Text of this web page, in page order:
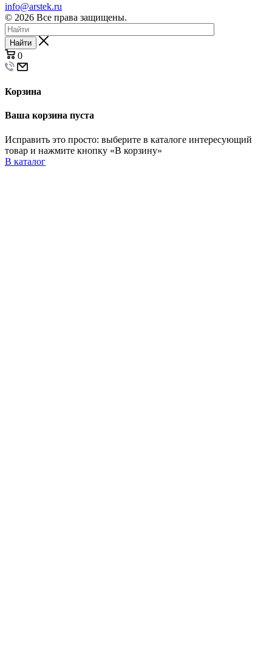
info@arstek.ru
© 2026 Все права защищены.
Найти
0
Корзина
Ваша корзина пуста
Исправить это просто: выберите в каталоге интересующий
товар и нажмите кнопку «В корзину»
В каталог